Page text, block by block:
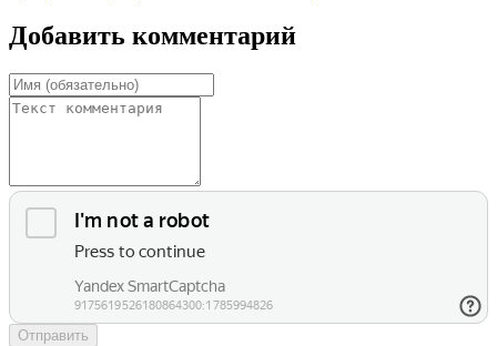
Добавить комментарий
Отправить